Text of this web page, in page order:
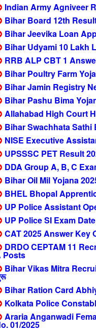
Indian Army Agniveer
Bihar Board 12th Result
Bihar Jeevika Loan App
Bihar Udyami 10 Lakh
RRB ALP CBT 1
Bihar Poultry Farm Yojana
Bihar Jamin Registry
Bihar Pashu Bima Yojana
Allahabad High Court
Bihar Swachhata Sathi
NISE Executive
UPSSSC PET Result
DDA Group A, B, C
Bihar Oil Mil Yojana
BHEL Bhopal
UP Police Assistant
UP Police SI Exam Date
CAT 2025 Answer Key
DRDO CEPTAM 11
Posts
Bihar Vikas Mitra
Bihar Ration Card
Kolkata Police
Araria Anganwadi
01/2025